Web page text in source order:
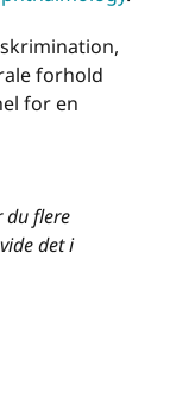
forhold
for en
du flere
det i